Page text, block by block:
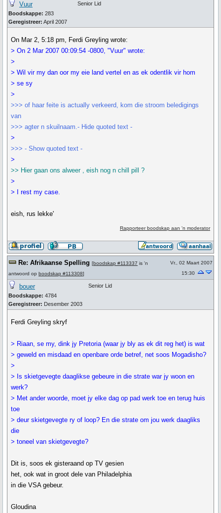
Vuur
Boodskappe: 283
Geregistreer: April 2007
Senior Lid
On Mar 2, 5:18 pm, Ferdi Greyling wrote:
> On 2 Mar 2007 00:09:54 -0800, "Vuur" wrote:
>
> Wil vir my dan oor my eie land vertel en as ek odentlik vir hom
> se sy
>
>>> of haar feite is actually verkeerd, kom die stroom beledigings
van
>>> agter n skuilnaam.- Hide quoted text -
>
>>> - Show quoted text -
>
>> Hier gaan ons alweer , eish nog n chill pill ?
>
> I rest my case.
eish, rus lekke'
Rapporteer boodskap aan 'n moderator
Re: Afrikaanse Spelling [boodskap #113337 is 'n
antwoord op boodskap #113308]
Vr., 02 Maart 2007
15:30
bouer
Boodskappe: 4784
Geregistreer: Desember 2003
Senior Lid
Ferdi Greyling skryf
> Riaan, se my, dink jy Pretoria (waar jy bly as ek dit reg het) is wat
> geweld en misdaad en openbare orde betref, net soos Mogadisho?
>
> Is skietgevegte daaglikse gebeure in die strate war jy woon en
werk?
> Met ander woorde, moet jy elke dag op pad werk toe en terug huis
toe
> deur skietgevegte ry of loop? En die strate om jou werk daagliks
die
> toneel van skietgevegte?
Dit is, soos ek gisteraand op TV gesien
het, ook wat in groot dele van Philadelphia
in die VSA gebeur.
Gloudina